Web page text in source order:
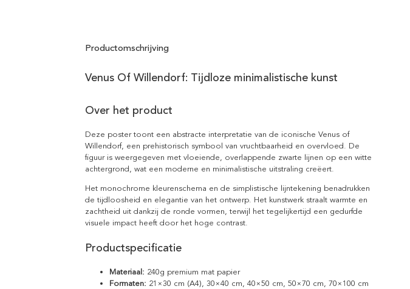
Productomschrijving
Venus Of Willendorf: Tijdloze minimalistische kunst
Over het product
Deze poster toont een abstracte interpretatie van de iconische Venus of
Willendorf, een prehistorisch symbool van vruchtbaarheid en overvloed. De
figuur is weergegeven met vloeiende, overlappende zwarte lijnen op een witte
achtergrond, wat een moderne en minimalistische uitstraling creëert.
Het monochrome kleurenschema en de simplistische lijntekening benadrukken
de tijdloosheid en elegantie van het ontwerp. Het kunstwerk straalt warmte en
zachtheid uit dankzij de ronde vormen, terwijl het tegelijkertijd een gedurfde
visuele impact heeft door het hoge contrast.
Productspecificatie
Materiaal: 240g premium mat papier
Formaten: 21×30 cm (A4), 30×40 cm, 40×50 cm, 50×70 cm, 70×100 cm